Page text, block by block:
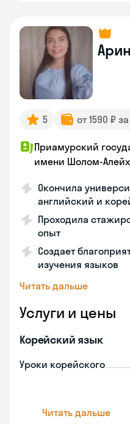
5 от 1590 ₽
Приамурский
имени Шолом-
Окончила
английский и
Проходила
опыт
Создает
изучения языков
Читать дальше
Услуги и цены
Корейский язык
Уроки корейского
Читать дальше